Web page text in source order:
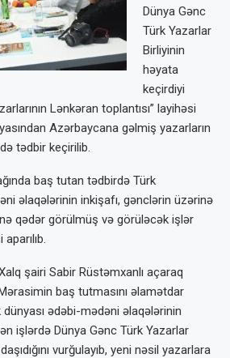
Dünya Gənc
Türk Yazarlar
Birliyinin
həyata
keçirdiyi
Lənkəran toplantısı” layihəsi
Azərbaycana gəlmiş yazarların
tədbir keçirilib.
baş tutan tədbirdə Türk
əlaqələrinin inkişafı, gənclərin üzərinə
qədər görülmüş və görüləcək işlər
şairi Sabir Rüstəmxanlı açaraq
baş tutmasını əlamətdar
dünyası ədəbi-mədəni əlaqələrinin
işlərdə Dünya Gənc Türk Yazarlar
vurğulayıb, yeni nəsil yazarlara